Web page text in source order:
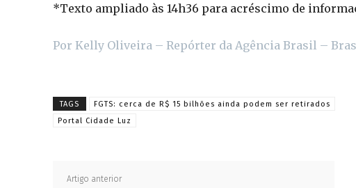
*Texto ampliado às 14h36 para acréscimo de
Por Kelly Oliveira – Repórter da Agência Brasil –
TAGS
FGTS: cerca de R$ 15 bilhões ainda podem ser retirados
Portal Cidade Luz
Artigo anterior